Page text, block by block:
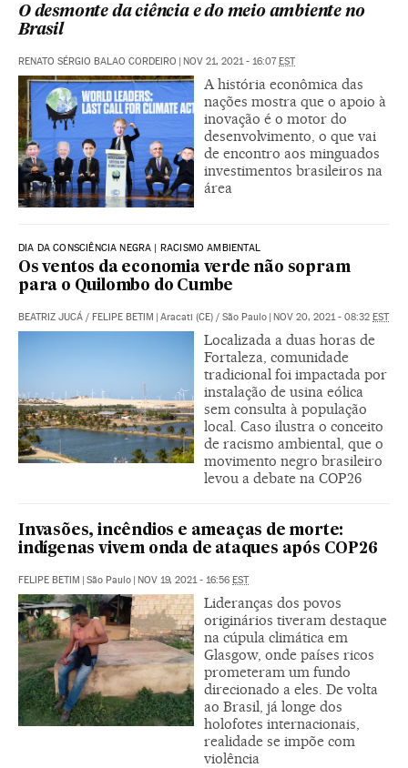
O desmonte da ciência e do meio ambiente no
Brasil
RENATO SÉRGIO BALAO CORDEIRO | NOV 21, 2021 - 16:07EST
A história econômica das
nações mostra que o apoio à
inovação é o motor do
desenvolvimento, o que vai
de encontro aos minguados
investimentos brasileiros na
área
DIA DA CONSCIÊNCIA NEGRA | RACISMO AMBIENTAL
Os ventos da economia verde não sopram
para o Quilombo do Cumbe
BEATRIZ JUCÁ / FELIPE BETIM | Aracati (CE) / São Paulo | NOV 20, 2021 - 08:32 EST
Localizada a duas horas de
Fortaleza, comunidade
tradicional foi impactada por
instalação de usina eólica
sem consulta à população
local. Caso ilustra o conceito
de racismo ambiental, que o
movimento negro brasileiro
levou a debate na COP26
Invasões, incêndios e ameaças de morte:
indígenas vivem onda de ataques após COP26
FELIPE BETIM | São Paulo | NOV 19, 2021 - 16:56 EST
Lideranças dos povos
originários tiveram destaque
na cúpula climática em
Glasgow, onde países ricos
prometeram um fundo
direcionado a eles. De volta
ao Brasil, já longe dos
holofotes internacionais,
realidade se impõe com
violência